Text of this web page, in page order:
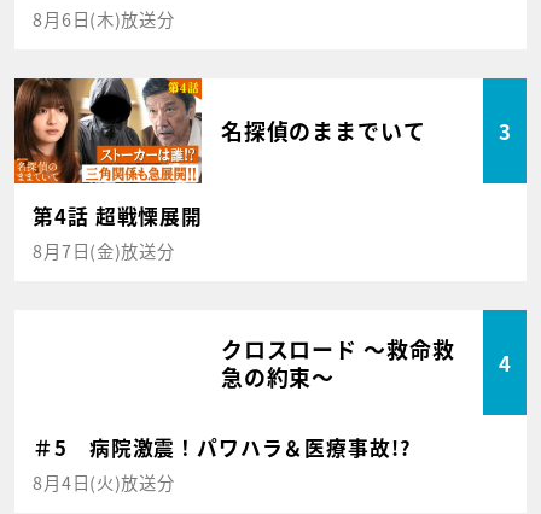
8月6日(木)放送分
名探偵のままでいて 3
第4話 超戦慄展開
8月7日(金)放送分
クロスロード ～救命救
急の約束～
4
＃5 病院激震！パワハラ＆医療事故!?
8月4日(火)放送分